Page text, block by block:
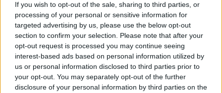
If you wish to opt-out of the sale, sharing to third parties, or
processing of your personal or sensitive information for
targeted advertising by us, please use the below opt-out
section to confirm your selection. Please note that after your
opt-out request is processed you may continue seeing
interest-based ads based on personal information utilized by
us or personal information disclosed to third parties prior to
your opt-out. You may separately opt-out of the further
disclosure of your personal information by third parties on the
Περιγραφή
Επιπλέον πληροφορίες
Λοσιόν κατά της τριχόπτωσης Energy be complex
Vitamins σε αμπούλες ιδανική για λεπτά άτονα μαλλιά.